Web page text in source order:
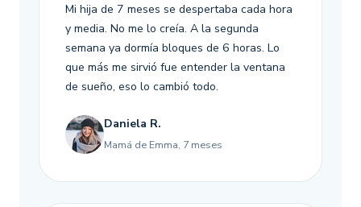
Mi hija de 7 meses se despertaba cada hora
y media. No me lo creía. A la segunda
semana ya dormía bloques de 6 horas. Lo
que más me sirvió fue entender la ventana
de sueño, eso lo cambió todo.
Daniela R.
Mamá de Emma, 7 meses